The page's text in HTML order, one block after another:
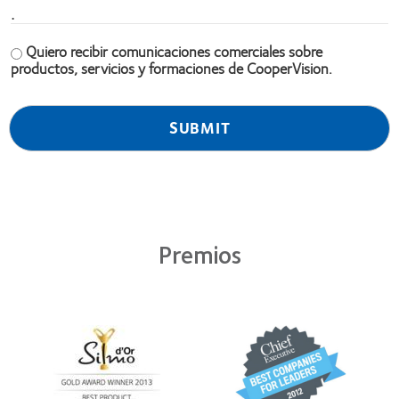
.
Quiero recibir comunicaciones comerciales sobre
productos, servicios y formaciones de CooperVision.
Premios
about
Premio
Learn
more
about
2012